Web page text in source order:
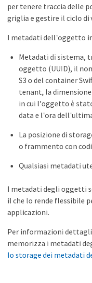
per tenere traccia delle
griglia e gestire il ciclo
I metadati dell'oggetto
Metadati di sistema,
oggetto (UUID), il
S3 o del container
tenant, la
in cui l'oggetto è
data e l'ora
La posizione di
o frammento con
Qualsiasi metadati
I metadati degli oggetti
il che lo rende flessibile
applicazioni.
Per informazioni
memorizza i metadati
lo storage dei metadati